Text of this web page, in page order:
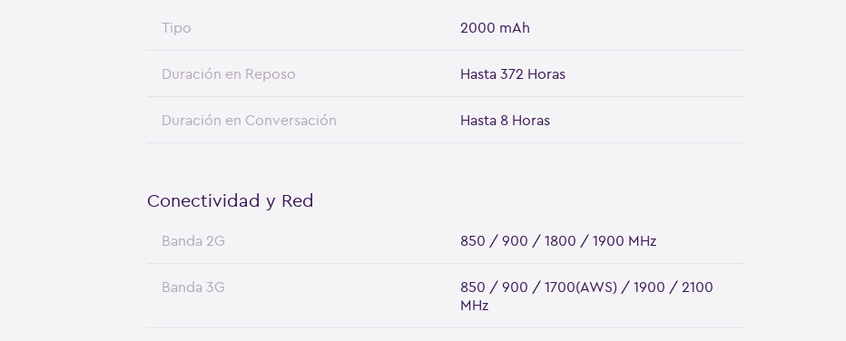
Tipo 2000 mAh
Duración en Reposo Hasta 372 Horas
Duración en Conversación Hasta 8 Horas
Conectividad y Red
Banda 2G 850 / 900 / 1800 / 1900 MHz
Banda 3G
850 / 900 / 1700(AWS) / 1900 / 2100
MHz